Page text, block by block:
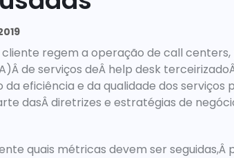
regem a operação de call
de serviços deÂ help desk
eficiência e da qualidade dos serviços
dasÂ diretrizes e estratégias de
quais métricas devem ser seguidas,Â